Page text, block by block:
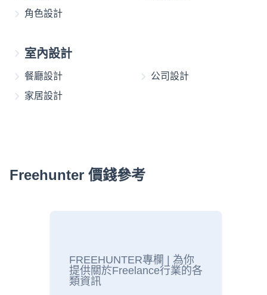
角色設計
室內設計
餐廳設計
公司設計
家居設計
Freehunter 價錢參考
FREEHUNTER專欄 | 為你
提供關於Freelance行業的各
類資訊